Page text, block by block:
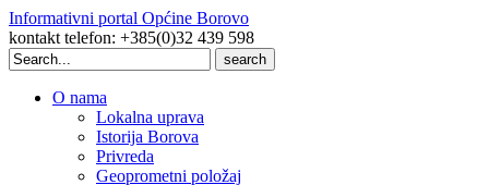
Informativni portal Općine Borovo
kontakt telefon: +385(0)32 439 598
Search
for:
O nama
Lokalna uprava
Istorija Borova
Privreda
Geoprometni položaj